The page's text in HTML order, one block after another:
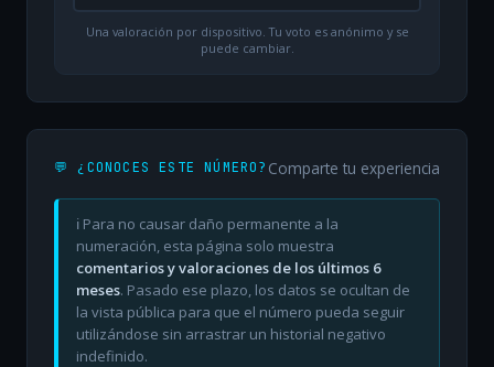
Una valoración por dispositivo. Tu voto es anónimo y se
puede cambiar.
💬 ¿CONOCES ESTE NÚMERO? Comparte tu experiencia
ℹ️ Para no causar daño permanente a la
numeración, esta página solo muestra
comentarios y valoraciones de los últimos 6
meses. Pasado ese plazo, los datos se ocultan de
la vista pública para que el número pueda seguir
utilizándose sin arrastrar un historial negativo
indefinido.